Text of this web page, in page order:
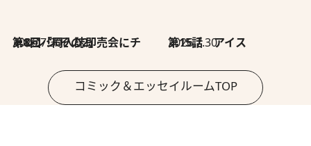
2026.7.30
第8回「同人誌即売会にチャレンジ その2」 2026.7.30
第15話 アイス
コミック＆エッセイルームTOP